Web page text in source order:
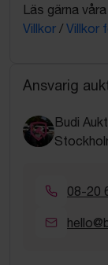
Läs gärna
Villkor / Villkor
Ansvarig
Budi
08-20